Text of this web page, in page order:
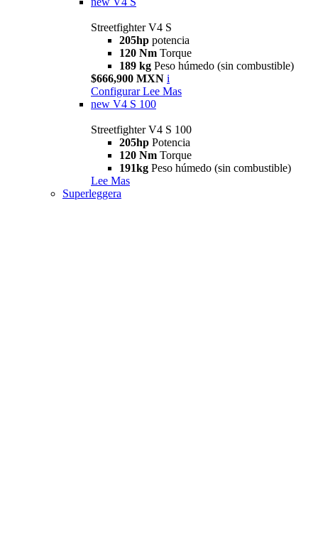
Streetfighter V4 S
205hp potencia
120 Nm Torque
189 kg Peso húmedo (sin combustible)
$666,900 MXN i
Configurar Lee Mas
new V4 S 100
Streetfighter V4 S 100
205hp Potencia
120 Nm Torque
191kg Peso húmedo (sin combustible)
Lee Mas
Superleggera